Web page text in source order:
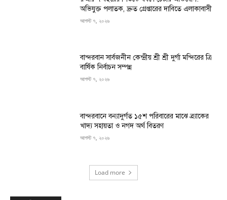
অভিযুক্ত পলাতক, দ্রুত গ্রেপ্তারের দাবিতে এলাকাবাসী
আগস্ট ৭, ২০২৬
বান্দরবান সার্বজনীন কেন্দ্রীয় শ্রী শ্রী দুর্গা মন্দিরের ত্রি
বার্ষিক নির্বাচন সম্পন্ন
আগস্ট ৭, ২০২৬
বান্দরবানে বন্যাদুর্গত ১৫শ পরিবারের মাঝে ব্র্যাকের
খাদ্য সহায়তা ও নগদ অর্থ বিতরণ
আগস্ট ৭, ২০২৬
Load more